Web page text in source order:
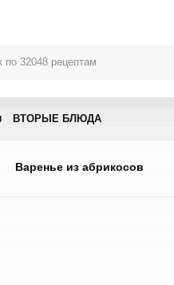
ВТОРЫЕ БЛЮДА
Варенье из абрикосов